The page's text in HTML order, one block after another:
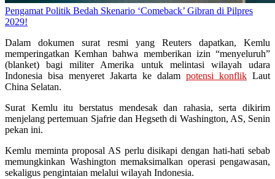
Pengamat Politik Bedah Skenario ‘Comeback’ Gibran di Pilpres
2029!
Dalam dokumen surat resmi yang Reuters dapatkan, Kemlu
memperingatkan Kemhan bahwa memberikan izin “menyeluruh”
(blanket) bagi militer Amerika untuk melintasi wilayah udara
Indonesia bisa menyeret Jakarta ke dalam potensi konflik Laut
China Selatan.
Surat Kemlu itu berstatus mendesak dan rahasia, serta dikirim
menjelang pertemuan Sjafrie dan Hegseth di Washington, AS, Senin
pekan ini.
Kemlu meminta proposal AS perlu disikapi dengan hati-hati sebab
memungkinkan Washington memaksimalkan operasi pengawasan,
sekaligus pengintaian melalui wilayah Indonesia.